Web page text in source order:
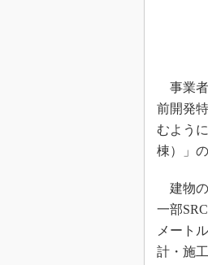
事業者
前開発
むよう
棟）」
建物の
一部
メート
計・施